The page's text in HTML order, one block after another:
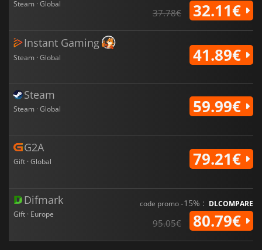
Steam · Global
37.78€ 32.11€
Instant Gaming
Steam · Global 41.89€
Steam
Steam · Global 59.99€
G2A
Gift · Global 79.21€
Difmark
Gift · Europe
code promo-15% : DLCOMPARE
95.05€ 80.79€